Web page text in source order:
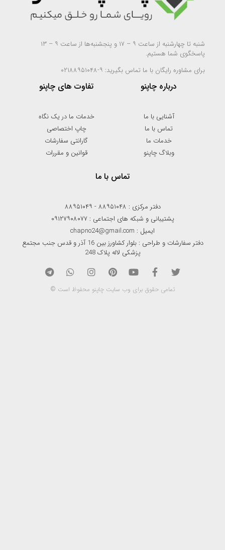
شنبه تا چهارشنبه از ساعت ۹ – ۱۷ و پنجشنبه‌ها از ساعت ۹ – ۱۳
پاسخگوی شما هستیم.
برای مشاوره رایگان با ما تماس بگیرید: ۹-۰۲۱۸۸۹۵۱۰۴۸
درباره چاپنو
آشنایی با ما
تماس با ما
خدمات ما
وبلاگ چاپنو
تفاوت های چاپنو
خدمات ما در یک نگاه
چاپ اختصاصی
گارانتی سفارشات
قوانین و مقررات
تماس با ما
دفتر مرکزی : ۸۸۹۵۱۰۴۸ - ۸۸۹۵۱۰۴۹
پشتیبانی و شبکه های اجتماعی : ۰۹۱۲۷۹۰۸۰۷۷
ایمیل : chapno24@gmail.com
دفتر سفارشات و طراحی : بلوار کشاورز بین 16 آذر و قدس جنب مجتمع
پزشکی لاله پلاک 248
تمامی حقوق برای وب سایت چاپنو محفوظ است ©